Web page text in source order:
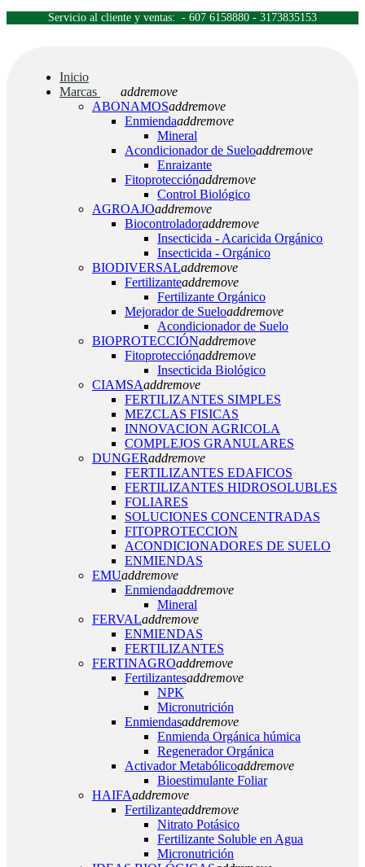
Servicio al cliente y ventas: - 607 6158880 - 3173835153
Inicio
Marcas
addremove
ABONAMOSaddremove
Enmiendaaddremove
Mineral
Acondicionador de Sueloaddremove
Enraizante
Fitoprotecciónaddremove
Control Biológico
AGROAJOaddremove
Biocontroladoraddremove
Insecticida - Acaricida Orgánico
Insecticida - Orgánico
BIODIVERSALaddremove
Fertilizanteaddremove
Fertilizante Orgánico
Mejorador de Sueloaddremove
Acondicionador de Suelo
BIOPROTECCIÓNaddremove
Fitoprotecciónaddremove
Insecticida Biológico
CIAMSAaddremove
FERTILIZANTES SIMPLES
MEZCLAS FISICAS
INNOVACION AGRICOLA
COMPLEJOS GRANULARES
DUNGERaddremove
FERTILIZANTES EDAFICOS
FERTILIZANTES HIDROSOLUBLES
FOLIARES
SOLUCIONES CONCENTRADAS
FITOPROTECCION
ACONDICIONADORES DE SUELO
ENMIENDAS
EMUaddremove
Enmiendaaddremove
Mineral
FERVALaddremove
ENMIENDAS
FERTILIZANTES
FERTINAGROaddremove
Fertilizantesaddremove
NPK
Micronutrición
Enmiendasaddremove
Enmienda Orgánica húmica
Regenerador Orgánica
Activador Metabólicoaddremove
Bioestimulante Foliar
HAIFAaddremove
Fertilizanteaddremove
Nitrato Potásico
Fertilizante Soluble en Agua
Micronutrición